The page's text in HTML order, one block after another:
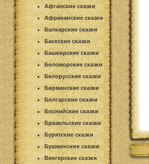
Афганские сказки
Африканские сказки
Балкарские сказки
Баскские сказки
Башкирские сказки
Беломорские сказки
Белорусские сказки
Бирманские сказки
Болгарские сказки
Боснийские сказки
Бразильские сказки
Бурятские сказки
Бушменские сказки
Венгерские сказки